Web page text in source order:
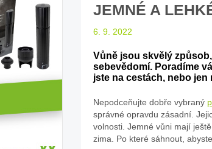
JEMNÉ A
6. 9. 2022
Vůně jsou skvělý
sebevědomí. Poradíme
jste na cestách, nebo jen
Nepodceňujte dobře vybraný
správné opravdu zásadní.
volnosti. Jemné vůni mají
zima. Po které sáhnout,